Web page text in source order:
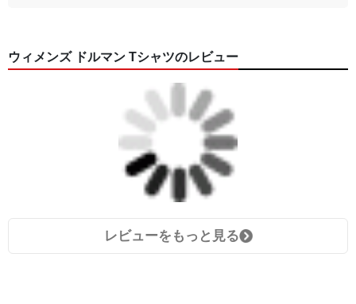
ウィメンズ ドルマン Tシャツのレビュー
レビューをもっと見る